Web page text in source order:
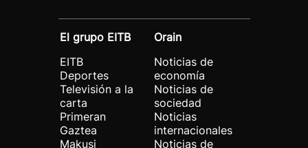
El grupo EITB
EITB
Deportes
Televisión a la
carta
Primeran
Gaztea
Makusi
Orain
Noticias de
economía
Noticias de
sociedad
Noticias
internacionales
Noticias de